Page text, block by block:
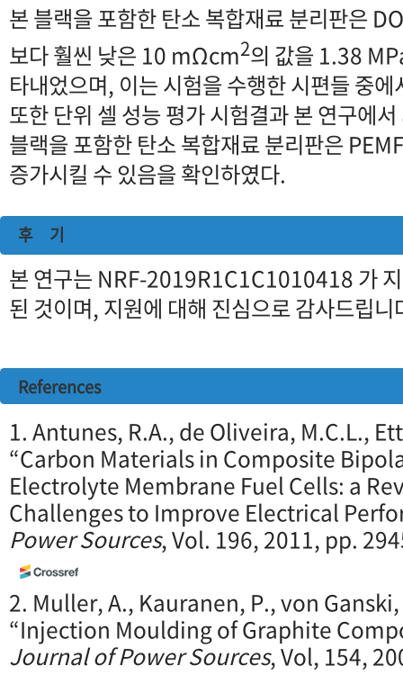
본 블랙을 포함한 탄소 복합재료 분리판은
보다 훨씬 낮은 10 mΩcm2의 값을 1.38
타내었으며, 이는 시험을 수행한 시편들 중
또한 단위 셀 성능 평가 시험결과 본 연구에
블랙을 포함한 탄소 복합재료 분리판은
증가시킬 수 있음을 확인하였다.
후 기
본 연구는 NRF-2019R1C1C1010418 가
된 것이며, 지원에 대해 진심으로 감사드립니
References
1. Antunes, R.A., de Oliveira, M.C.L.,
“Carbon Materials in Composite
Electrolyte Membrane Fuel Cells: a
Challenges to Improve Electrical
Power Sources, Vol. 196, 2011, pp.
2. Muller, A., Kauranen, P., von
“Injection Moulding of Graphite
Journal of Power Sources, Vol, 154,